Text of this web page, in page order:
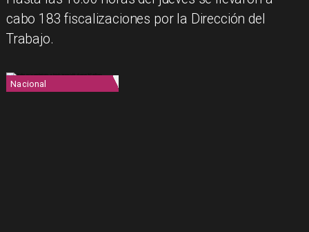
cabo 183 fiscalizaciones por la Dirección del
Trabajo.
Nacional